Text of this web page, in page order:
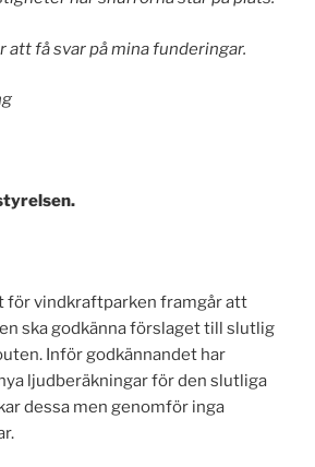
att få svar på mina funderingar.
för vindkraftparken framgår att
ska godkänna förslaget till slutlig
Inför godkännandet har
ljudberäkningar för den slutliga
dessa men genomför inga